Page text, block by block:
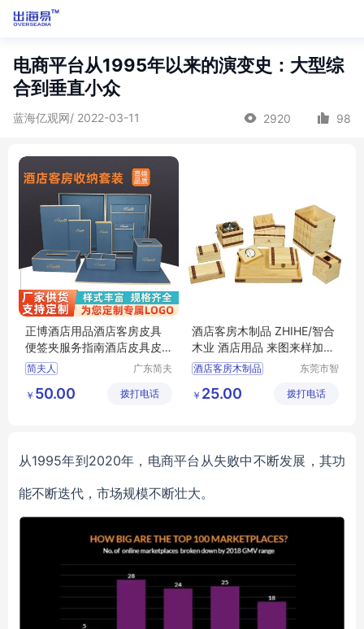
电商平台从1995年以来的演变史：大型综
合到垂直小众
蓝海亿观网/ 2022-03-11 2920 98
正博酒店用品酒店客房皮具
便签夹服务指南酒店皮具皮
革纸巾盒
简夫人
广东简夫
限公司
￥ 50.00 拨打电话
酒店客房木制品 ZHIHE/智合
木业 酒店用品 来图来样加工
厂
酒店客房木制品
木制品 客房木制品
东莞市智
限公司
￥ 25.00 拨打电话
从1995年到2020年，电商平台从失败中不断发展，其功
能不断迭代，市场规模不断壮大。